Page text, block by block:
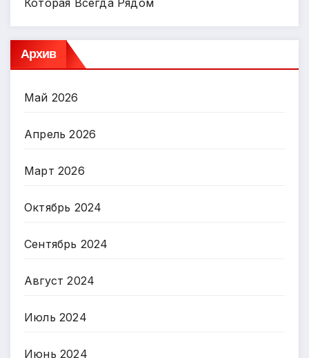
Архив
Май 2026
Апрель 2026
Март 2026
Октябрь 2024
Сентябрь 2024
Август 2024
Июль 2024
Июнь 2024